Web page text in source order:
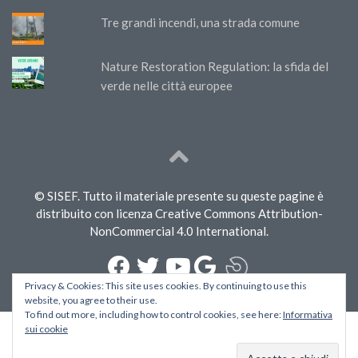
Tre grandi incendi, una strada comune
Nature Restoration Regulation: la sfida del
verde nelle città europee
© SISEF. Tutto il materiale presente su queste pagine è
distribuito con licenza Creative Commons Attribution-
NonCommercial 4.0 International.
Privacy & Cookies: This site uses cookies. By continuing to use this
website, you agree to their use.
To find out more, including how to control cookies, see here:Informativa
sui cookie